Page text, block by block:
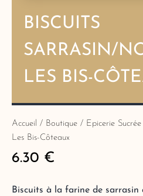
BISCUITS
SARRASIN/
LES BIS-
Accueil / Boutique / Epicerie Sucrée
Les Bis-Côteaux
6.30 €
Biscuits à la farine de sarrasin